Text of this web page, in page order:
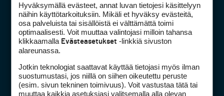
Golfpiste mediakortti
Golfpisteen yhteystiedot
DSA avoimuusraportti
Hyväksymällä evästeet, annat luvan tietojesi käsittelyyn
näihin käyttötarkoituksiin. Mikäli et hyväksy evästeitä,
osa palveluista tai sisällöistä ei välttämättä toimi
optimaalisesti. Voit muuttaa valintojasi milloin tahansa
klikkaamalla Evästeasetukset -linkkiä sivuston
alareunassa.
Jotkin teknologiat saattavat käyttää tietojasi myös ilman
suostumustasi, jos niillä on siihen oikeutettu peruste
(esim. sivun tekninen toimivuus). Voit vastustaa tätä tai
muuttaa kaikkia asetuksiasi valitsemalla alla olevan